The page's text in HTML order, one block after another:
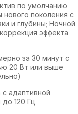
по умолчанию
поколения с
и глубины; Ночной
эффекта
за 30 минут с
20 Вт или выше
с адаптивной
120 Гц